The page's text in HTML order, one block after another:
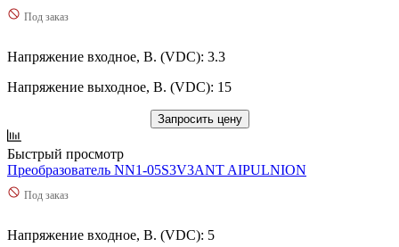
Под заказ
Напряжение входное, В. (VDC): 3.3
Напряжение выходное, В. (VDC): 15
Запросить цену
Быстрый просмотр
Преобразователь NN1-05S3V3ANT AIPULNION
Под заказ
Напряжение входное, В. (VDC): 5